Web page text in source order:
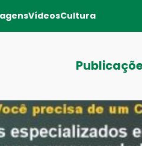
VídeosCultura